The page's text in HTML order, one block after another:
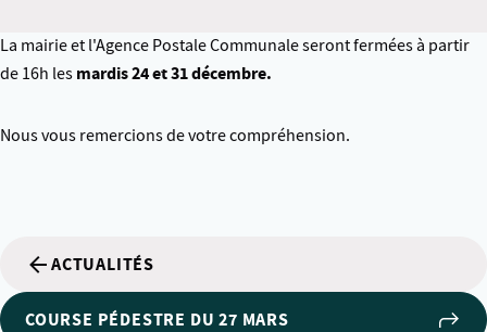
La mairie et l'Agence Postale Communale seront fermées à partir
de 16h les mardis 24 et 31 décembre.
Nous vous remercions de votre compréhension.
ACTUALITÉS
COURSE PÉDESTRE DU 27 MARS